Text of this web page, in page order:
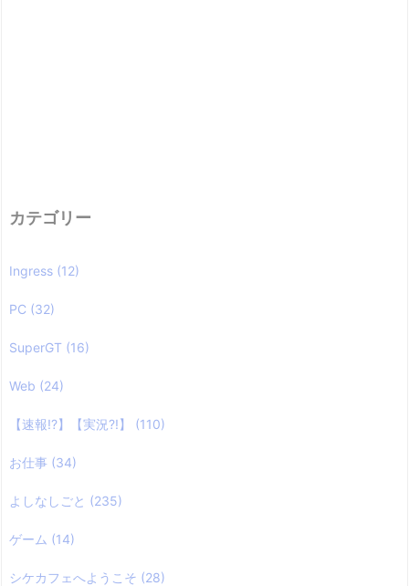
カテゴリー
Ingress (12)
PC (32)
SuperGT (16)
Web (24)
【速報!?】【実況?!】 (110)
お仕事 (34)
よしなしごと (235)
ゲーム (14)
シケカフェへようこそ (28)